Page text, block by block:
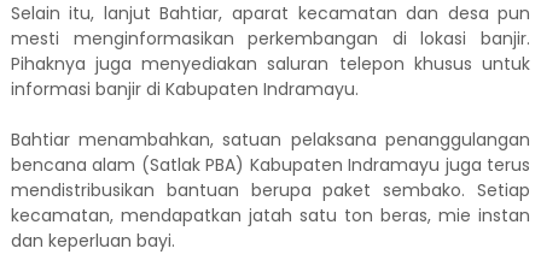
Selain itu, lanjut Bahtiar, aparat kecamatan dan desa pun
mesti menginformasikan perkembangan di lokasi banjir.
Pihaknya juga menyediakan saluran telepon khusus untuk
informasi banjir di Kabupaten Indramayu.
Bahtiar menambahkan, satuan pelaksana penanggulangan
bencana alam (Satlak PBA) Kabupaten Indramayu juga terus
mendistribusikan bantuan berupa paket sembako. Setiap
kecamatan, mendapatkan jatah satu ton beras, mie instan
dan keperluan bayi.